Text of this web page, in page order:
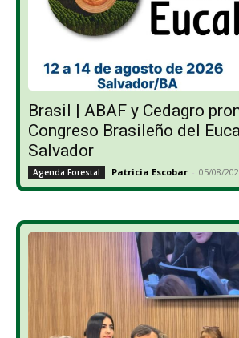
Brasil | ABAF y Cedagro
Congreso Brasileño del
Salvador
Agenda Forestal Patricia Escobar - 05/08/